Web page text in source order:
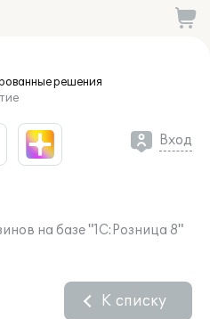
решения
Вход
на базе "1С:Розница 8"
К списку